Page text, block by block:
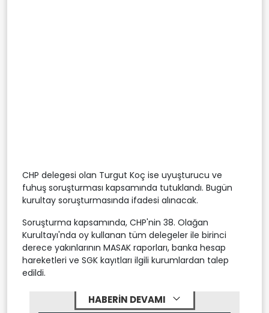
CHP delegesi olan Turgut Koç ise uyuşturucu ve
fuhuş soruşturması kapsamında tutuklandı. Bugün
kurultay soruşturmasında ifadesi alınacak.
Soruşturma kapsamında, CHP'nin 38. Olağan
Kurultayı'nda oy kullanan tüm delegeler ile birinci
derece yakınlarının MASAK raporları, banka hesap
hareketleri ve SGK kayıtları ilgili kurumlardan talep
edildi.
HABERİN DEVAMI